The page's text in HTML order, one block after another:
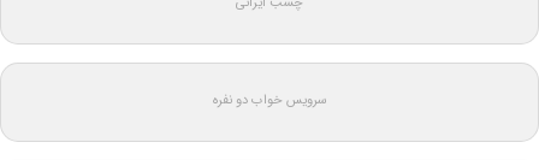
سرویس خواب دو نفره